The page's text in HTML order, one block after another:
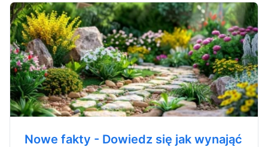
Nowe fakty - Dowiedz się jak wynająć